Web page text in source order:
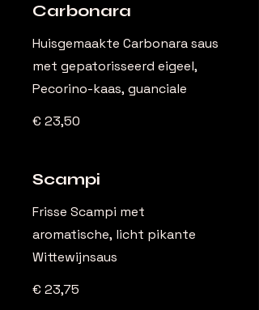
Carbonara
Huisgemaakte Carbonara saus
met gepatorisseerd eigeel,
Pecorino-kaas, guanciale
€ 23,50
Scampi
Frisse Scampi met
aromatische, licht pikante
Wittewijnsaus
€ 23,75